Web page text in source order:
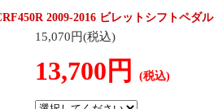
2009-2016 ビレットシフトペダル
15,070円(税込)
13,700円 (税込)